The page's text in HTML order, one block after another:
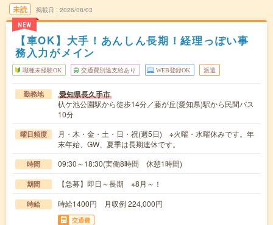
未読
NEW
掲載日 2026/08/03
【車OK】大手！あんしん長期！経理っぽい事
務入力がメイン
職種未経験OK 交通費別途支給あり WEB登録OK 派遣
勤務地 愛知県長久手市
杁ケ池公園駅から徒歩14分／藤が丘(愛知県)駅から民間バス
10分
曜日頻度
月・木・金・土・日・祝(週5日) ※火曜・水曜休みです。年
末年始、GW、夏季は長期連休です。
時間 09:30～18:30(実働8時間 休憩1時間)
期間 【急募】即日～長期 ※8月～！
時給 時給1400円 月収例 224,000円
交通費